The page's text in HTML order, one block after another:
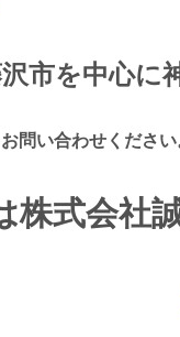
市を中心に
問い合わせください
株式会社